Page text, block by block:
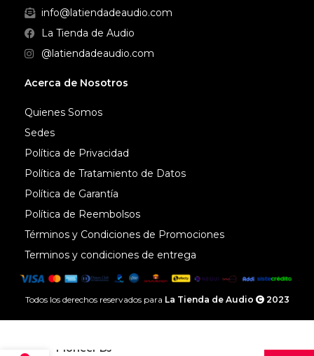
info@latiendadeaudio.com
La Tienda de Audio
@latiendadeaudio.com
Acerca de Nosotros
Quienes Somos
Sedes
Política de Privacidad
Política de Tratamiento de Datos
Política de Garantía
Política de Reembolsos
Términos y Condiciones de Promociones
Terminos y condiciones de entrega
Todos los derechos reservados para La Tienda de Audio 2023
Pioneer DJ